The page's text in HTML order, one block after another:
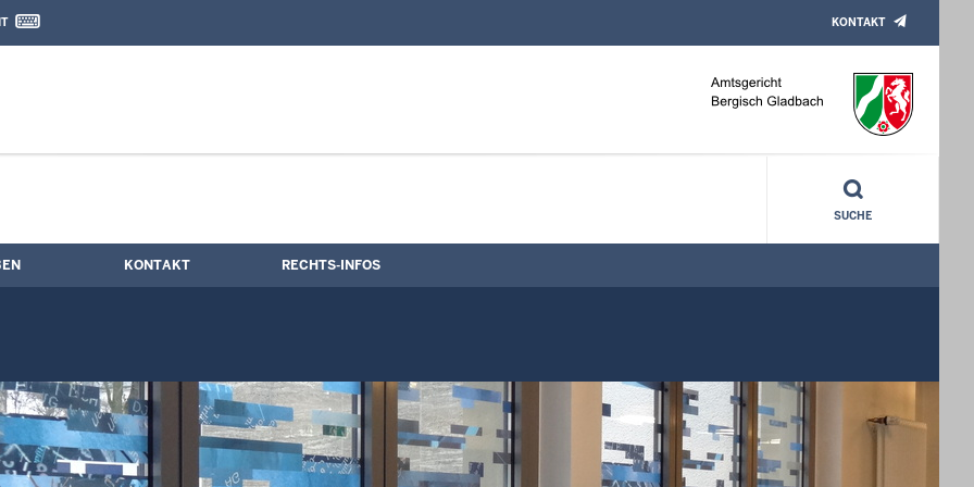
Kontaktformular
KONTAKT
SUCHE
KONTAKT RECHTS-INFOS